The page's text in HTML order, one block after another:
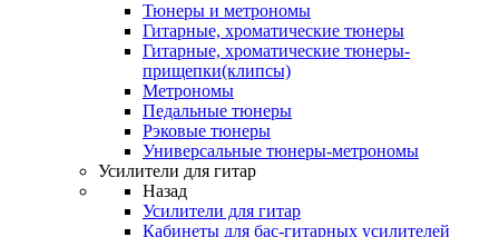
Тюнеры и метрономы
Гитарные, хроматические тюнеры
Гитарные, хроматические тюнеры-
прищепки(клипсы)
Метрономы
Педальные тюнеры
Рэковые тюнеры
Универсальные тюнеры-метрономы
Усилители для гитар
Назад
Усилители для гитар
Кабинеты для бас-гитарных усилителей